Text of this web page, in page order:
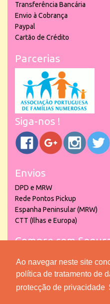
Ao navegar neste site
política de tratamento de
protecção de privacidade
Transferência Bancária
Envio à Cobrança
Paypal
Cartão de Crédito
Parcerias
Siga-nos !
Envios
DPD e MRW
Rede Pontos Pickup
Espanha Peninsular (MRW)
CTT (Ilhas e Europa)
Compre com
powered by puber!a | © 2026